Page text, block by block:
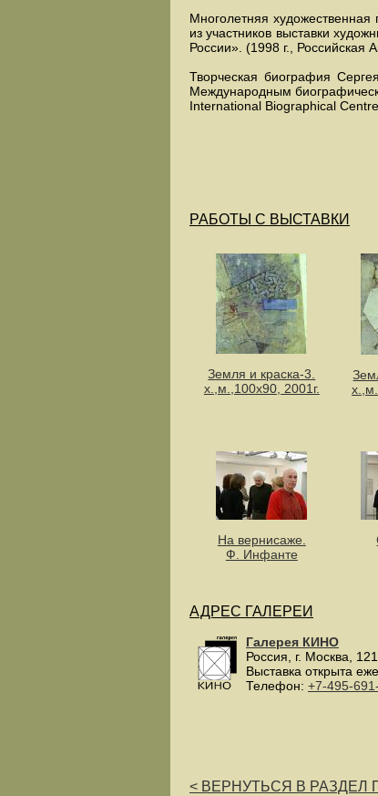
Многолетняя
из участников выставки
России». (1998 г., Российская
Творческая биография
Международным
International Biographical
РАБОТЫ С ВЫСТАВКИ
Земля и краска-3.
х.,м.,100х90, 2001г.
На вернисаже.
Ф. Инфанте
АДРЕС ГАЛЕРЕИ
Галерея КИНО
Россия , г. Москва
Выставка открыта
Телефон: +7-495-
< ВЕРНУТЬСЯ В РАЗДЕЛ